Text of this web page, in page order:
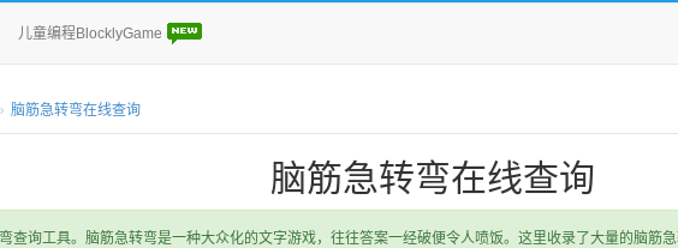
儿童编程BlocklyGame
脑筋急转弯在线查询
脑筋急转弯在线查询
查询工具。脑筋急转弯是一种大众化的文字游戏，往往答案一经破便令人喷饭。这里收录了大量的脑筋急